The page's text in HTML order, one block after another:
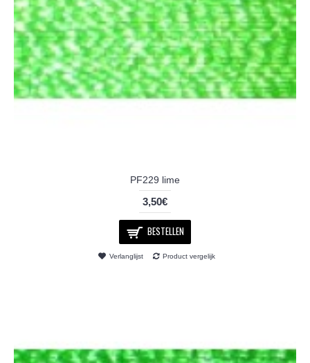
PF229 lime
3,50€
BESTELLEN
Verlanglijst Product vergelijk